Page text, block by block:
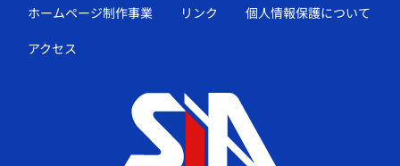
ホームページ制作事業
リンク
個人情報保護について
アクセス